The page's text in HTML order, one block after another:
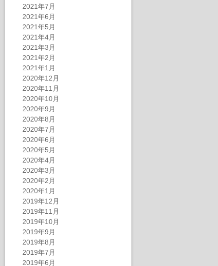
2021年7月
2021年6月
2021年5月
2021年4月
2021年3月
2021年2月
2021年1月
2020年12月
2020年11月
2020年10月
2020年9月
2020年8月
2020年7月
2020年6月
2020年5月
2020年4月
2020年3月
2020年2月
2020年1月
2019年12月
2019年11月
2019年10月
2019年9月
2019年8月
2019年7月
2019年6月